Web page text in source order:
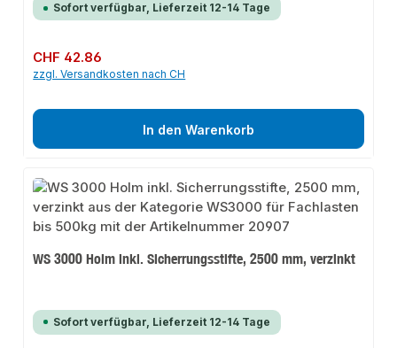
Sofort verfügbar, Lieferzeit 12-14 Tage
Regulärer Preis:
CHF 42.86
zzgl. Versandkosten nach CH
In den Warenkorb
WS 3000 Holm inkl. Sicherrungsstifte, 2500 mm, verzinkt
Sofort verfügbar, Lieferzeit 12-14 Tage